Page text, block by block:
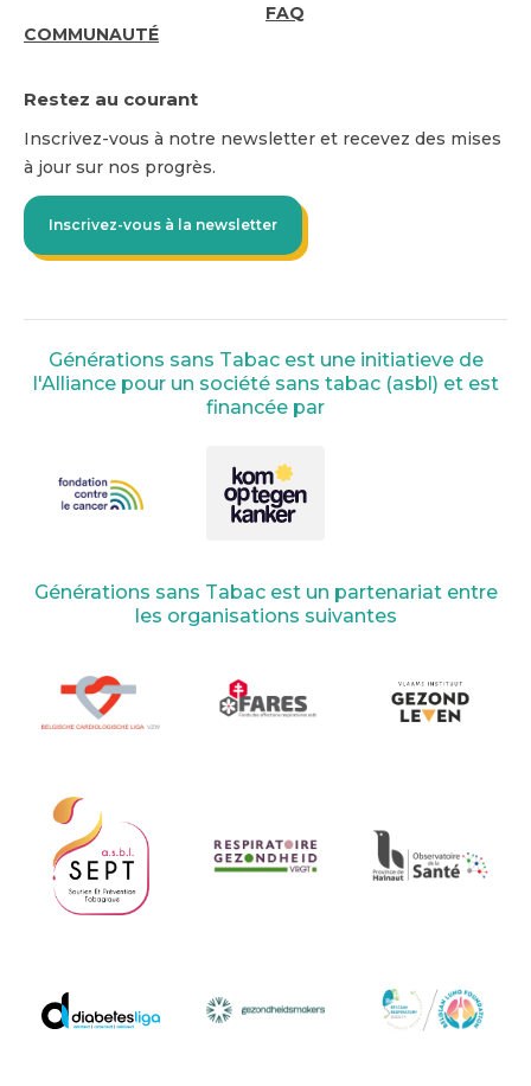
COMMUNAUTÉ
FAQ
Restez au courant
Inscrivez-vous à notre newsletter et recevez des mises
à jour sur nos progrès.
Inscrivez-vous à la newsletter
Générations sans Tabac est une initiatieve de
l'Alliance pour un société sans tabac (asbl) et est
financée par
Générations sans Tabac est un partenariat entre
les organisations suivantes